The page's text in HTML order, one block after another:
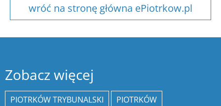
wróć na stronę główna ePiotrkow.pl
Zobacz więcej
PIOTRKÓW TRYBUNALSKI
PIOTRKÓW